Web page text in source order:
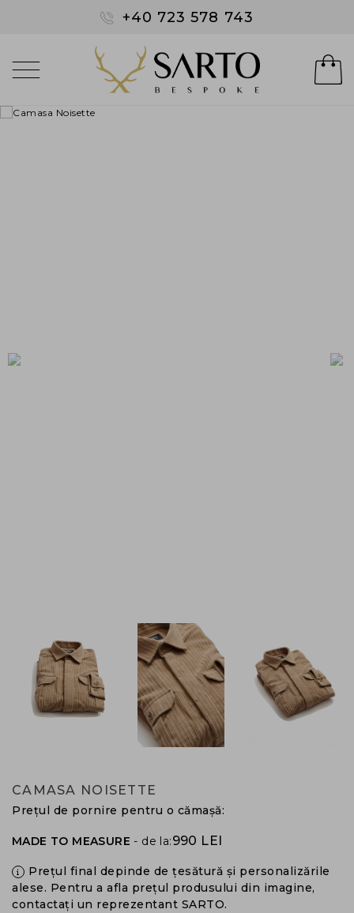
+40 723 578 743
CAMASA NOISETTE
Prețul de pornire pentru o cămașă:
MADE TO MEASURE - de la:990 LEI
Prețul final depinde de țesătură și personalizările
alese. Pentru a afla prețul produsului din imagine,
contactați un reprezentant SARTO.